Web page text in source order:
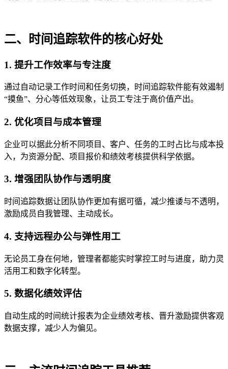
二、 时间追踪软件的核心好处
1. 提升工作效率与专注度
通过自动记录工作时间和任务切换，时间追踪软件能有效遏制
“摸鱼”、分心等低效现象，让员工专注于高价值产出。
2. 优化项目与成本管理
企业可以据此分析不同项目、客户、任务的工时占比与成本投
入，为资源分配、项目报价和绩效考核提供科学依据。
3. 增强团队协作与透明度
时间追踪数据让团队协作更加有据可循，减少推诿与不透明，
激励成员自我管理、主动成长。
4. 支持远程办公与弹性用工
无论员工身在何地，管理者都能实时掌控工时与进度，助力灵
活用工和数字化转型。
5. 数据化绩效评估
自动生成的时间统计报表为企业绩效考核、晋升激励提供客观
数据支撑，减少人为偏见。